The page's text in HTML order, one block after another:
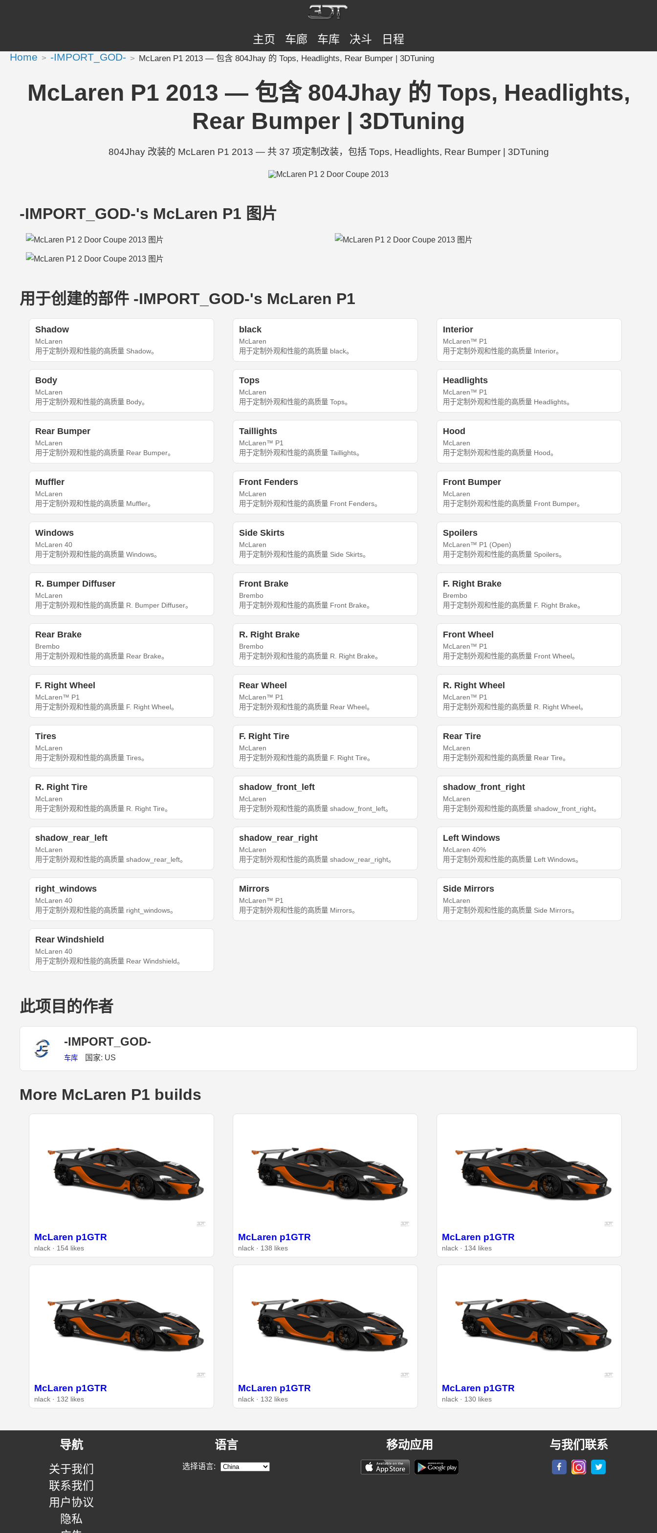
主页 车廊 车库 决斗 日程
Home -IMPORT_GOD- McLaren P1 2013 — 包含 804Jhay 的 Tops, Headlights, Rear Bumper | 3DTuning
McLaren P1 2013 — 包含 804Jhay 的 Tops, Headlights,
Rear Bumper | 3DTuning
804Jhay 改装的 McLaren P1 2013 — 共 37 项定制改装，包括 Tops, Headlights, Rear Bumper | 3DTuning
-IMPORT_GOD-'s McLaren P1 图片
用于创建的部件 -IMPORT_GOD-'s McLaren P1
Shadow
McLaren
用于定制外观和性能的高质量 Shadow。
black
McLaren
用于定制外观和性能的高质量 black。
Interior
McLaren™ P1
用于定制外观和性能的高质量 Interior。
Body
McLaren
用于定制外观和性能的高质量 Body。
Tops
McLaren
用于定制外观和性能的高质量 Tops。
Headlights
McLaren™ P1
用于定制外观和性能的高质量 Headlights。
Rear Bumper
McLaren
用于定制外观和性能的高质量 Rear Bumper。
Taillights
McLaren™ P1
用于定制外观和性能的高质量 Taillights。
Hood
McLaren
用于定制外观和性能的高质量 Hood。
Muffler
McLaren
用于定制外观和性能的高质量 Muffler。
Front Fenders
McLaren
用于定制外观和性能的高质量 Front Fenders。
Front Bumper
McLaren
用于定制外观和性能的高质量 Front Bumper。
Windows
McLaren 40
用于定制外观和性能的高质量 Windows。
Side Skirts
McLaren
用于定制外观和性能的高质量 Side Skirts。
Spoilers
McLaren™ P1 (Open)
用于定制外观和性能的高质量 Spoilers。
R. Bumper Diffuser
McLaren
用于定制外观和性能的高质量 R. Bumper Diffuser。
Front Brake
Brembo
用于定制外观和性能的高质量 Front Brake。
F. Right Brake
Brembo
用于定制外观和性能的高质量 F. Right Brake。
Rear Brake
Brembo
用于定制外观和性能的高质量 Rear Brake。
R. Right Brake
Brembo
用于定制外观和性能的高质量 R. Right Brake。
Front Wheel
McLaren™ P1
用于定制外观和性能的高质量 Front Wheel。
F. Right Wheel
McLaren™ P1
用于定制外观和性能的高质量 F. Right Wheel。
Rear Wheel
McLaren™ P1
用于定制外观和性能的高质量 Rear Wheel。
R. Right Wheel
McLaren™ P1
用于定制外观和性能的高质量 R. Right Wheel。
Tires
McLaren
用于定制外观和性能的高质量 Tires。
F. Right Tire
McLaren
用于定制外观和性能的高质量 F. Right Tire。
Rear Tire
McLaren
用于定制外观和性能的高质量 Rear Tire。
R. Right Tire
McLaren
用于定制外观和性能的高质量 R. Right Tire。
shadow_front_left
McLaren
用于定制外观和性能的高质量 shadow_front_left。
shadow_front_right
McLaren
用于定制外观和性能的高质量 shadow_front_right。
shadow_rear_left
McLaren
用于定制外观和性能的高质量 shadow_rear_left。
shadow_rear_right
McLaren
用于定制外观和性能的高质量 shadow_rear_right。
Left Windows
McLaren 40%
用于定制外观和性能的高质量 Left Windows。
right_windows
McLaren 40
用于定制外观和性能的高质量 right_windows。
Mirrors
McLaren™ P1
用于定制外观和性能的高质量 Mirrors。
Side Mirrors
McLaren
用于定制外观和性能的高质量 Side Mirrors。
Rear Windshield
McLaren 40
用于定制外观和性能的高质量 Rear Windshield。
此项目的作者
-IMPORT_GOD-
车库 国家: US
More McLaren P1 builds
McLaren p1GTR
nlack · 154 likes
McLaren p1GTR
nlack · 138 likes
McLaren p1GTR
nlack · 134 likes
McLaren p1GTR
nlack · 132 likes
McLaren p1GTR
nlack · 132 likes
McLaren p1GTR
nlack · 130 likes
导航
关于我们
联系我们
用户协议
隐私
语言
选择语言:
移动应用 与我们联系